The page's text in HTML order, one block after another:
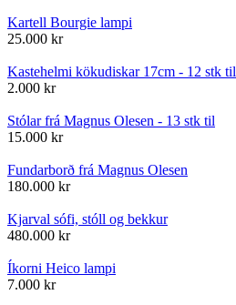
Kartell Bourgie lampi
25.000 kr
Kastehelmi kökudiskar 17cm - 12 stk til
2.000 kr
Stólar frá Magnus Olesen - 13 stk til
15.000 kr
Fundarborð frá Magnus Olesen
180.000 kr
Kjarval sófi, stóll og bekkur
480.000 kr
Íkorni Heico lampi
7.000 kr